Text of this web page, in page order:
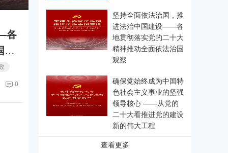
治
各
观
0
坚持全面依法治国，推
进法治中国建设——各
地贯彻落实党的二十大
精神推动全面依法治国
观察
确保党始终成为中国特
色社会主义事业的坚强
领导核心 ——从党的
二十大看推进党的建设
新的伟大工程
查看更多